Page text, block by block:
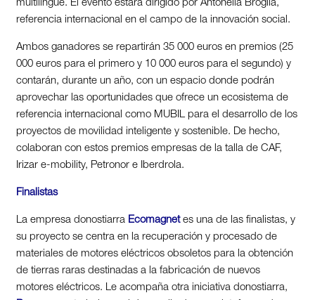
multilingüe. El evento estará dirigido por Antonella Broglia,
referencia internacional en el campo de la innovación social.
Ambos ganadores se repartirán 35 000 euros en premios (25
000 euros para el primero y 10 000 euros para el segundo) y
contarán, durante un año, con un espacio donde podrán
aprovechar las oportunidades que ofrece un ecosistema de
referencia internacional como MUBIL para el desarrollo de los
proyectos de movilidad inteligente y sostenible. De hecho,
colaboran con estos premios empresas de la talla de CAF,
Irizar e-mobility, Petronor e Iberdrola.
Finalistas
La empresa donostiarra Ecomagnetes una de las finalistas, y
su proyecto se centra en la recuperación y procesado de
materiales de motores eléctricos obsoletos para la obtención
de tierras raras destinadas a la fabricación de nuevos
motores eléctricos. Le acompaña otra iniciativa donostiarra,